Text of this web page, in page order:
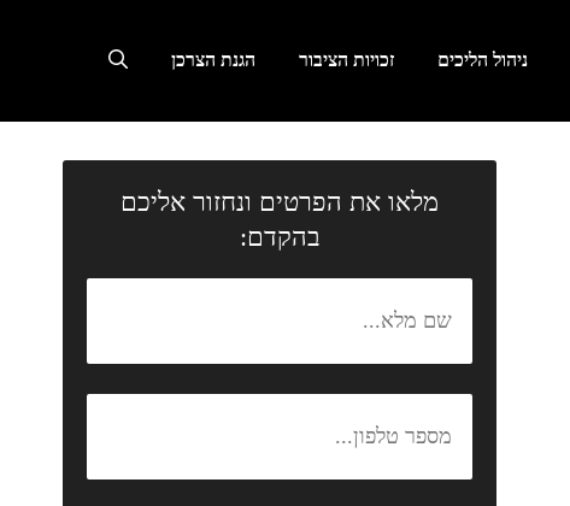
ניהול הליכים זכויות הציבור הגנת הצרכן
מלאו את הפרטים ונחזור אליכם
בהקדם: